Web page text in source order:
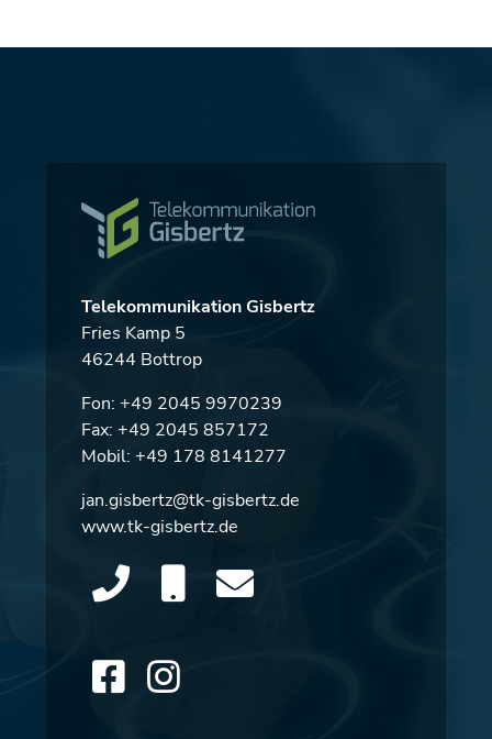
Telekommunikation Gisbertz
Fries Kamp 5
46244 Bottrop
Fon: +49 2045 9970239
Fax: +49 2045 857172
Mobil: +49 178 8141277
jan.gisbertz@tk-gisbertz.de
www.tk-gisbertz.de